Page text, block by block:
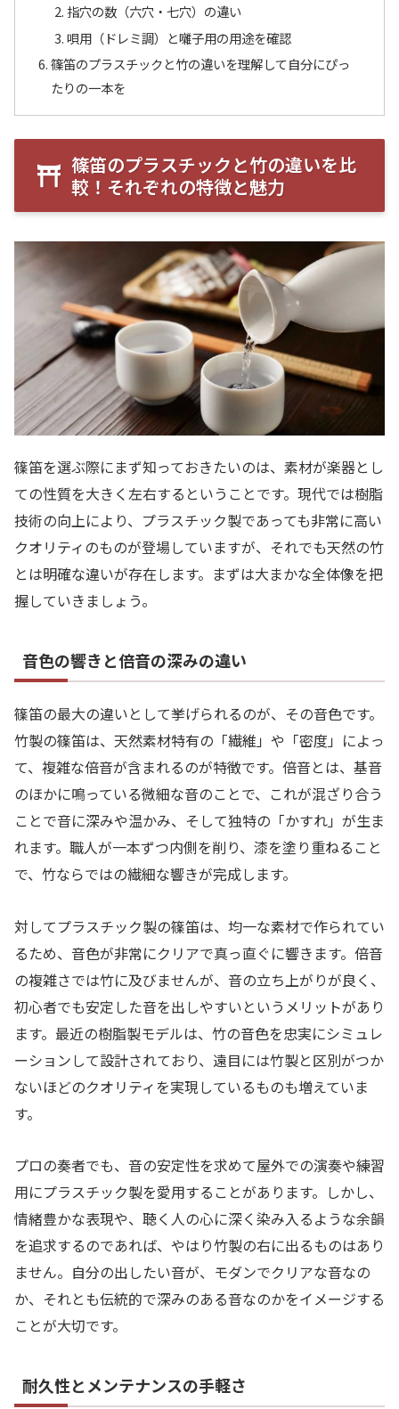
指穴の数（六穴・七穴）の違い
唄用（ドレミ調）と囃子用の用途を確認
篠笛のプラスチックと竹の違いを理解して自分にぴっ
たりの一本を
篠笛のプラスチックと竹の違いを比
較！それぞれの特徴と魅力
篠笛を選ぶ際にまず知っておきたいのは、素材が楽器とし
ての性質を大きく左右するということです。現代では樹脂
技術の向上により、プラスチック製であっても非常に高い
クオリティのものが登場していますが、それでも天然の竹
とは明確な違いが存在します。まずは大まかな全体像を把
握していきましょう。
音色の響きと倍音の深みの違い
篠笛の最大の違いとして挙げられるのが、その音色です。
竹製の篠笛は、天然素材特有の「繊維」や「密度」によっ
て、複雑な倍音が含まれるのが特徴です。倍音とは、基音
のほかに鳴っている微細な音のことで、これが混ざり合う
ことで音に深みや温かみ、そして独特の「かすれ」が生ま
れます。職人が一本ずつ内側を削り、漆を塗り重ねること
で、竹ならではの繊細な響きが完成します。
対してプラスチック製の篠笛は、均一な素材で作られてい
るため、音色が非常にクリアで真っ直ぐに響きます。倍音
の複雑さでは竹に及びませんが、音の立ち上がりが良く、
初心者でも安定した音を出しやすいというメリットがあり
ます。最近の樹脂製モデルは、竹の音色を忠実にシミュレ
ーションして設計されており、遠目には竹製と区別がつか
ないほどのクオリティを実現しているものも増えていま
す。
プロの奏者でも、音の安定性を求めて屋外での演奏や練習
用にプラスチック製を愛用することがあります。しかし、
情緒豊かな表現や、聴く人の心に深く染み入るような余韻
を追求するのであれば、やはり竹製の右に出るものはあり
ません。自分の出したい音が、モダンでクリアな音なの
か、それとも伝統的で深みのある音なのかをイメージする
ことが大切です。
耐久性とメンテナンスの手軽さ